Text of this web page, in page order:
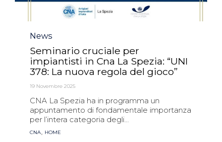
Category
News
Seminario cruciale per
impiantisti in Cna La Spezia: “UNI
378: La nuova regola del gioco”
19 Novembre 2025
CNA La Spezia ha in programma un
appuntamento di fondamentale importanza
per l’intera categoria degli...
Tags
CNA, HOME